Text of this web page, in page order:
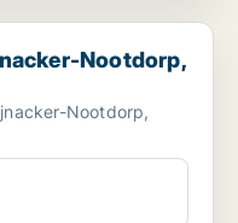
South Holland
Nootdorp,
Nootdorp,